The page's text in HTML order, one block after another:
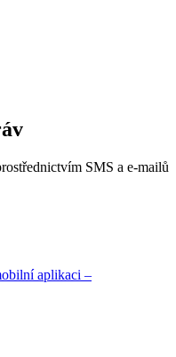
SMS a e-mailů
aplikaci –